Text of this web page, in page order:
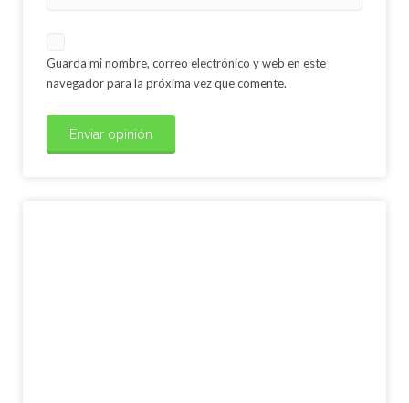
Guarda mi nombre, correo electrónico y web en este
navegador para la próxima vez que comente.